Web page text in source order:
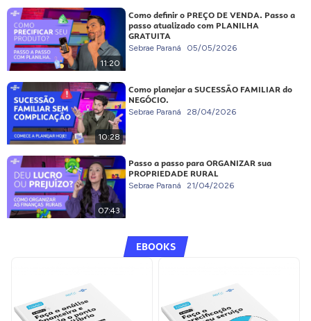
11:20
Como definir o PREÇO DE VENDA. Passo a
passo atualizado com PLANILHA
GRATUITA
Sebrae Paraná 05/05/2026
10:28
Como planejar a SUCESSÃO FAMILIAR do
NEGÓCIO.
Sebrae Paraná 28/04/2026
07:43
Passo a passo para ORGANIZAR sua
PROPRIEDADE RURAL
Sebrae Paraná 21/04/2026
EBOOKS